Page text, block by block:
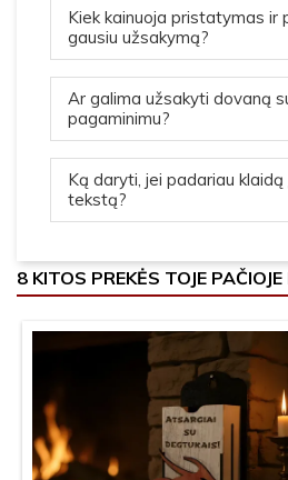
Kiek kainuoja pristatymas ir
gausiu užsakymą?
Ar galima užsakyti dovaną
pagaminimu?
Ką daryti, jei padariau
tekstą?
8 KITOS PREKĖS TOJE PAČIOJE